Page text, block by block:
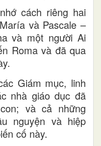
cách riêng hai
và Pascale –
và một người Ai
Roma và đã qua
Giám mục, linh
nhà giáo dục đã
và cả những
nguyện và hiệp
cố này.